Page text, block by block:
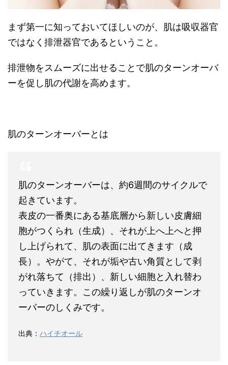
まず第一に知っておいてほしいのが、肌は吸収器官
ではなく排泄器官であるということ。
排泄物をスムーズに出せることで肌のターンオーバ
ーを促し肌の代謝を高めます。
肌のターンオーバーとは
肌のターンオーバーは、約6週間のサイクルで
起きています。
表皮の一番奥にある基底層から新しい皮膚細
胞がつくられ（生成）、それが上へ上へと押
し上げられて、肌の表面に出てきます（成
長）。やがて、それが垢や古い角質として剥
がれ落ちて（排出）、新しい細胞と入れ替わ
っていきます。この繰り返しが肌のターンオ
ーバーのしくみです。
出典： ハイチオール